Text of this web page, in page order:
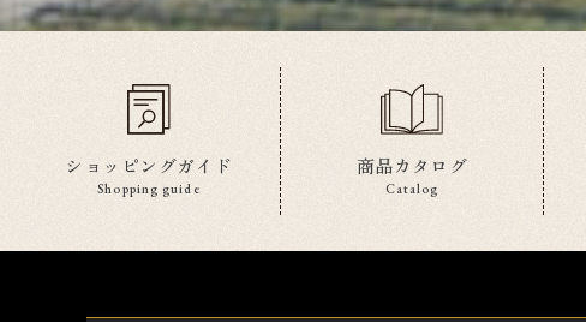
ショッピングガイド
Shopping guide
商品カタログ
Catalog